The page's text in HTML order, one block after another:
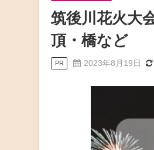
筑後川花火大
頂・橋など
PR 2023年8月19日